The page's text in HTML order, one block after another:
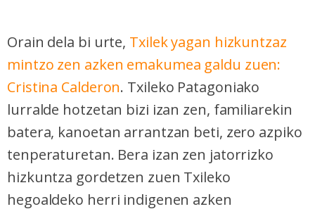
Orain dela bi urte, Txilek yagan hizkuntzaz
mintzo zen azken emakumea galdu zuen:
Cristina Calderon. Txileko Patagoniako
lurralde hotzetan bizi izan zen, familiarekin
batera, kanoetan arrantzan beti, zero azpiko
tenperaturetan. Bera izan zen jatorrizko
hizkuntza gordetzen zuen Txileko
hegoaldeko herri indigenen azken